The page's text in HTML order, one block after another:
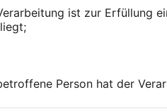
ist zur Erfüllung
Person hat der